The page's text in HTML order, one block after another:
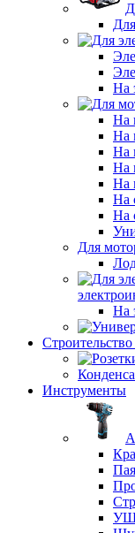
На
На
На
На
На
На
На
На
Для
На
Инструменты